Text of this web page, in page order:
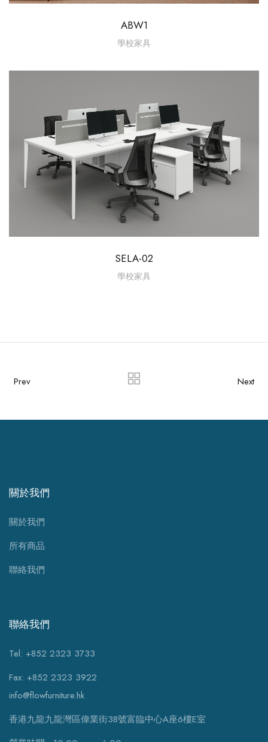
ABW1
學校家具
SELA-02
學校家具
Prev Next
關於我們
關於我們
所有商品
聯絡我們
聯絡我們
Tel: +852 2323 3733
Fax: +852 2323 3922
info@flowfurniture.hk
香港九龍九龍灣區偉業街38號富臨中心A座6樓E室